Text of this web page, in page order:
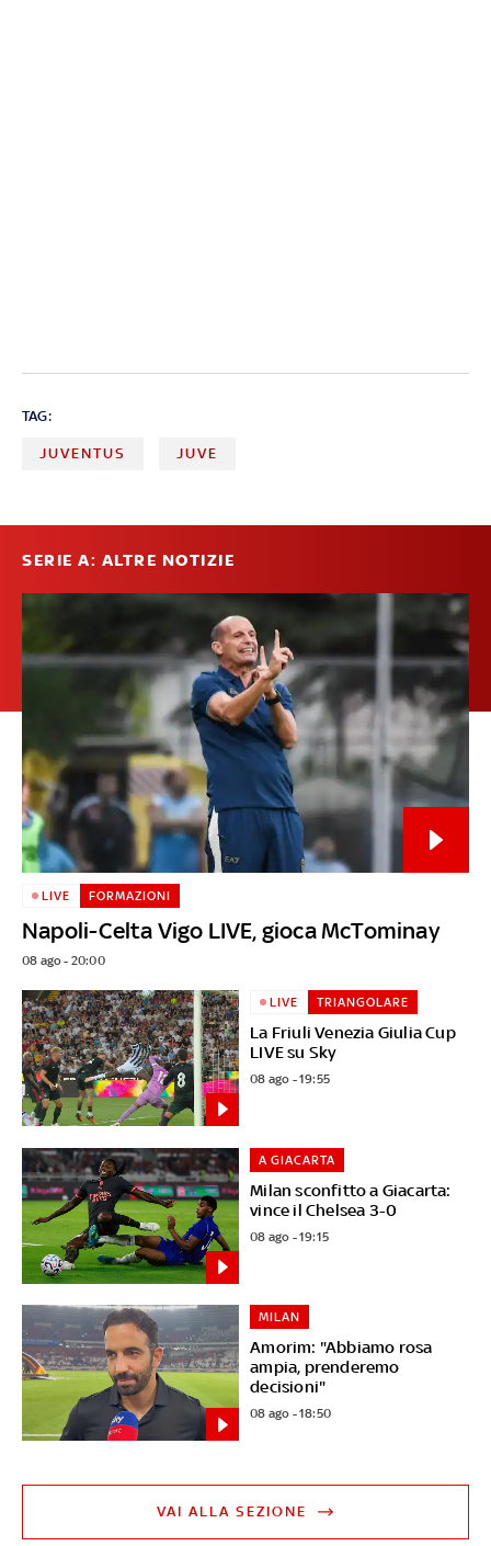
TAG:
JUVENTUS JUVE
SERIE A: ALTRE NOTIZIE
Napoli-Celta Vigo LIVE, gioca McTominay
LIVE FORMAZIONI
08 ago - 20:00
La Friuli Venezia Giulia Cup
LIVE su Sky
LIVE TRIANGOLARE
08 ago - 19:55
Milan sconfitto a Giacarta:
vince il Chelsea 3-0
A GIACARTA
08 ago - 19:15
Amorim: "Abbiamo rosa
ampia, prenderemo
decisioni"
MILAN
08 ago - 18:50
VAI ALLA SEZIONE